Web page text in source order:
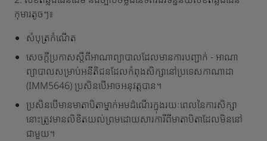
កុមារតូចៗ៖
សំបុត្រកំណើត
សេចក្តីប្រកាសស្តីពីអាណាព្យាបាលដែលមានការបញ្ជាក់ - អាណា
ព្យាបាលសម្រាប់អនីតិជនដែលកំពុងសិក្សានៅប្រទេសកាណាដា
(IMM5646) ប្រសិនបើអាចអនុវត្តបាន។
ប្រសិនបើ​មាន​មាតាបិតា​ម្នាក់​អមដំណើរ​ក្នុង​រយៈពេល​នៃ​ការ​សិក្សា
នោះ​ត្រូវ​មាន​លិខិត​យល់ព្រម​ដោយ​សារការី​ពី​មាតាបិតា​ដែល​មិន​នៅ​
ជាមួយ​។